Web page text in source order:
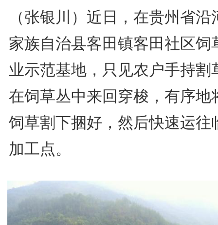
（张银川）近日，在贵州省沿
家族自治县客田镇客田社区饲
业示范基地，只见农户手持割
在饲草丛中来回穿梭，有序地
饲草割下捆好，然后快速运往
加工点。